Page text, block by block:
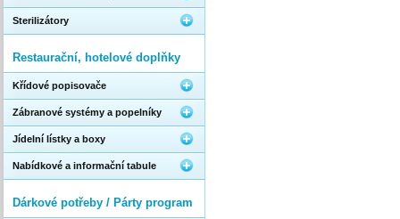
Sterilizátory
Restaurační, hotelové doplňky
Křídové popisovače
Zábranové systémy a popelníky
Jídelní lístky a boxy
Nabídkové a informační tabule
Dárkové potřeby / Párty program